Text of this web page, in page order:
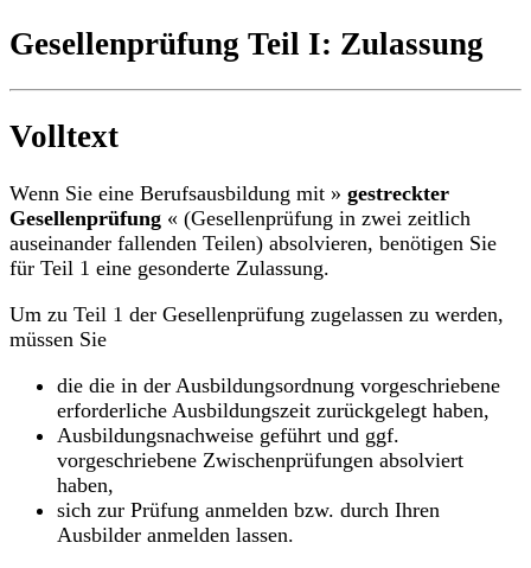
Gesellenprüfung Teil I: Zulassung
Volltext
Wenn Sie eine Berufsausbildung mit » gestreckter
Gesellenprüfung « (Gesellenprüfung in zwei zeitlich
auseinander fallenden Teilen) absolvieren, benötigen Sie
für Teil 1 eine gesonderte Zulassung.
Um zu Teil 1 der Gesellenprüfung zugelassen zu werden,
müssen Sie
die die in der Ausbildungsordnung vorgeschriebene
erforderliche Ausbildungszeit zurückgelegt haben,
Ausbildungsnachweise geführt und ggf.
vorgeschriebene Zwischenprüfungen absolviert
haben,
sich zur Prüfung anmelden bzw. durch Ihren
Ausbilder anmelden lassen.